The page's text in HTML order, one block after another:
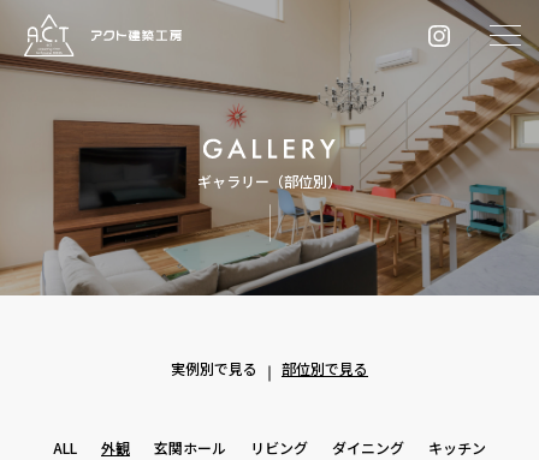
ギャラリー（部位別）
実例別で見る 部位別で見る
ALL 外観 玄関ホール リビング ダイニング
キッチン